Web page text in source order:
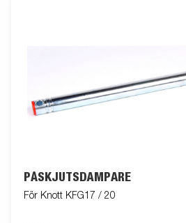
PÅSKJUTSDÄMPARE
För Knott KFG17 / 20